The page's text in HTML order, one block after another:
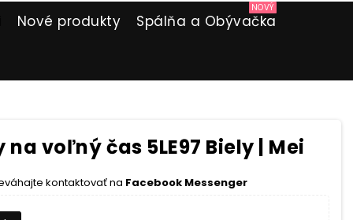
Nové produkty Spálňa a Obývačka
NOVÝ
voľný čas 5LE97 Biely | Mei
kontaktovať na Facebook Messenger